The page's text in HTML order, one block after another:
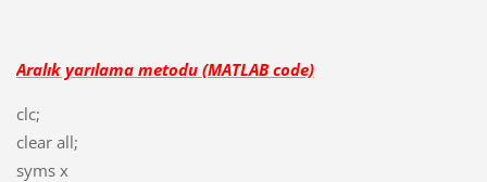
Aralık yarılama metodu (MATLAB code)
clc;
clear all;
syms x